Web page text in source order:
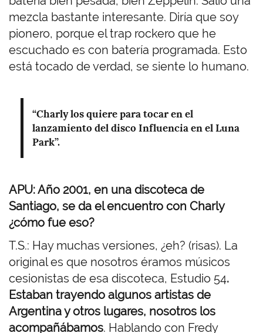
mezcla bastante interesante. Diría que soy
pionero, porque el trap rockero que he
escuchado es con batería programada. Esto
está tocado de verdad, se siente lo humano.
“Charly los quiere para tocar en el
lanzamiento del disco Influencia en el Luna
Park”.
APU: Año 2001, en una discoteca de
Santiago, se da el encuentro con Charly
¿cómo fue eso?
T.S.: Hay muchas versiones, ¿eh? (risas). La
original es que nosotros éramos músicos
cesionistas de esa discoteca, Estudio 54.
Estaban trayendo algunos artistas de
Argentina y otros lugares, nosotros los
acompañábamos. Hablando con Fredy